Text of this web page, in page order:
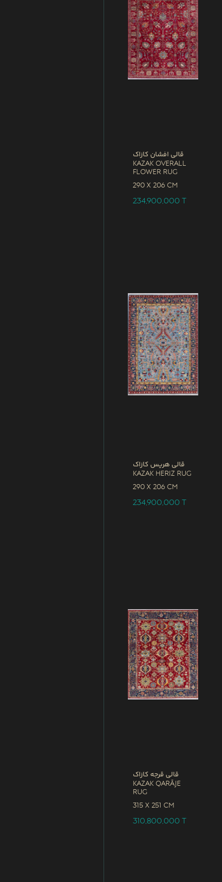
قالی افشان کازاک
Kazak Overall
Flower Rug
290 x 206 CM
234,900,000T
قالی هریس کازاک
Kazak Heriz Rug
290 x 206 CM
234,900,000T
قالی قرجه کازاک
Kazak Qarāje
Rug
315 x 251 CM
310,800,000T